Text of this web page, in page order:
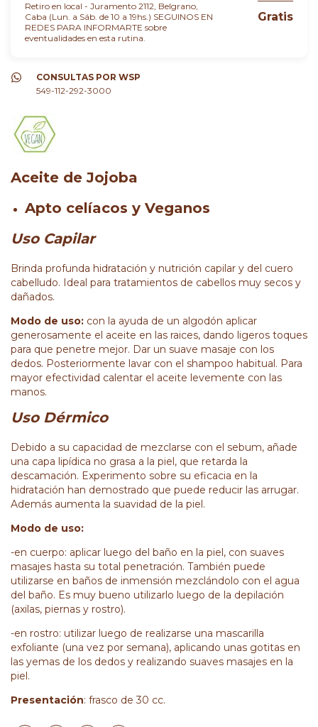
Retiro en local - Juramento 2112, Belgrano,
Caba (Lun. a Sáb. de 10 a 19hs.) SEGUINOS EN
REDES PARA INFORMARTE sobre
eventualidades en esta rutina.
Gratis
CONSULTAS POR WSP
549-112-292-3000
Aceite de Jojoba
Apto celíacos y Veganos
Uso Capilar
Brinda profunda hidratación y nutrición capilar y del cuero
cabelludo. Ideal para tratamientos de cabellos muy secos y
dañados.
Modo de uso: con la ayuda de un algodón aplicar
generosamente el aceite en las raices, dando ligeros toques
para que penetre mejor. Dar un suave masaje con los
dedos. Posteriormente lavar con el shampoo habitual. Para
mayor efectividad calentar el aceite levemente con las
manos.
Uso Dérmico
Debido a su capacidad de mezclarse con el sebum, añade
una capa lipídica no grasa a la piel, que retarda la
descamación. Experimento sobre su eficacia en la
hidratación han demostrado que puede reducir las arrugar.
Además aumenta la suavidad de la piel.
Modo de uso:
-en cuerpo: aplicar luego del baño en la piel, con suaves
masajes hasta su total penetración. También puede
utilizarse en baños de inmensión mezclándolo con el agua
del baño. Es muy bueno utilizarlo luego de la depilación
(axilas, piernas y rostro).
-en rostro: utilizar luego de realizarse una mascarilla
exfoliante (una vez por semana), aplicando unas gotitas en
las yemas de los dedos y realizando suaves masajes en la
piel.
Presentación: frasco de 30 cc.